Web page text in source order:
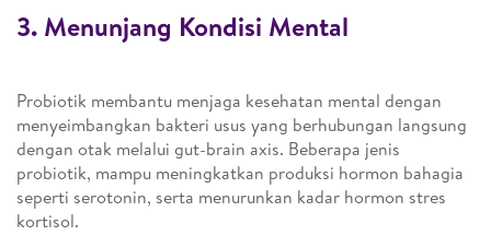
3. Menunjang Kondisi Mental
Probiotik membantu menjaga kesehatan mental dengan
menyeimbangkan bakteri usus yang berhubungan langsung
dengan otak melalui gut-brain axis. Beberapa jenis
probiotik, mampu meningkatkan produksi hormon bahagia
seperti serotonin, serta menurunkan kadar hormon stres
kortisol.